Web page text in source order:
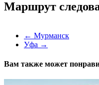
Маршрут
← Мурманск
Уфа →
Вам также может